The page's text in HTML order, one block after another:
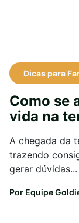
Dicas para
Como se
vida na
A chegada da
trazendo
gerar dúvidas...
Por Equipe